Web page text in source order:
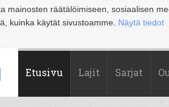
mainosten räätälöimiseen, sosiaalisen
kuinka käytät sivustoamme. Näytä tiedot
Joensuu Jyväskylä Kouvola Kuopio Lahti
Etusivu Lajit Sarjat